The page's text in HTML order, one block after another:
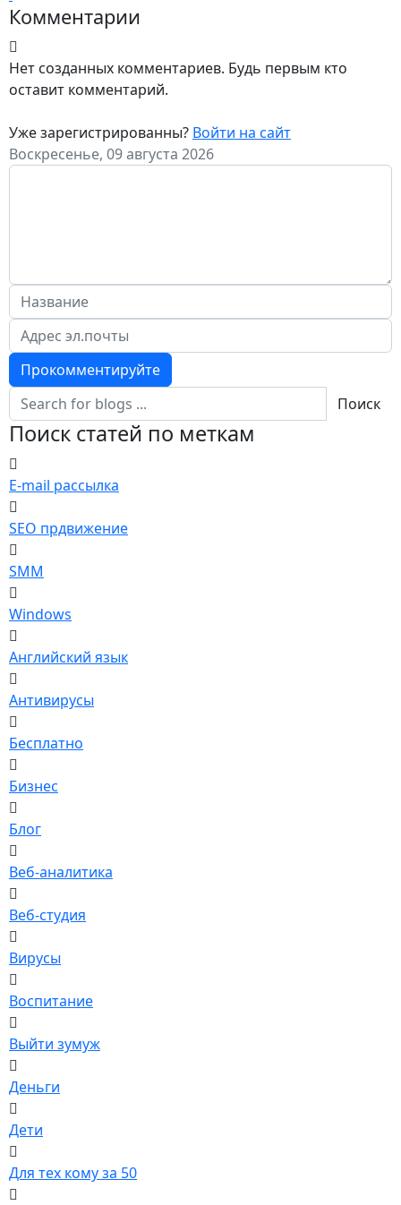
Комментарии
Нет созданных комментариев. Будь первым кто
оставит комментарий.
Уже зарегистрированны? Войти на сайт
Воскресенье, 09 августа 2026
Прокомментируйте
Поиск
Поиск статей по меткам
E-mail рассылка
SEO прдвижение
SMM
Windows
Английский язык
Антивирусы
Бесплатно
Бизнес
Блог
Веб-аналитика
Веб-студия
Вирусы
Воспитание
Выйти зумуж
Деньги
Дети
Для тех кому за 50